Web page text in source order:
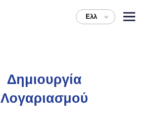
Ελλ >
Δημιουργία
Λογαριασμού